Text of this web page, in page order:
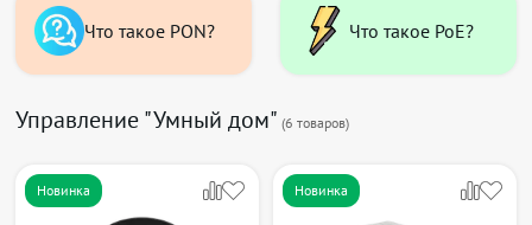
Что такое PON? Что такое PoE?
Управление "Умный дом" (6 товаров)
Новинка Новинка